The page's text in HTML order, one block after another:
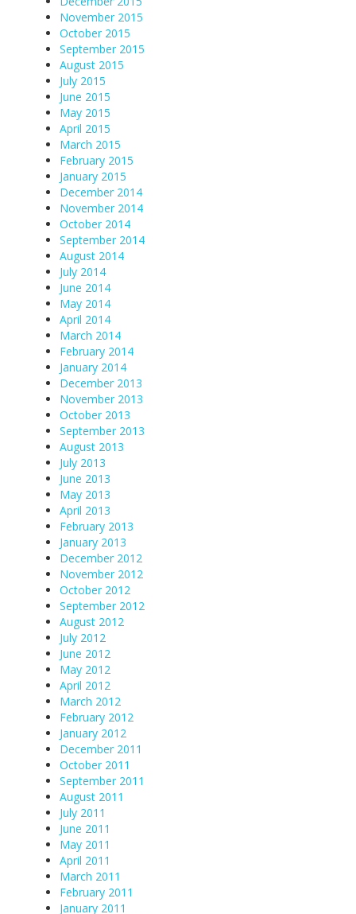
November 2015
October 2015
September 2015
August 2015
July 2015
June 2015
May 2015
April 2015
March 2015
February 2015
January 2015
December 2014
November 2014
October 2014
September 2014
August 2014
July 2014
June 2014
May 2014
April 2014
March 2014
February 2014
January 2014
December 2013
November 2013
October 2013
September 2013
August 2013
July 2013
June 2013
May 2013
April 2013
February 2013
January 2013
December 2012
November 2012
October 2012
September 2012
August 2012
July 2012
June 2012
May 2012
April 2012
March 2012
February 2012
January 2012
December 2011
October 2011
September 2011
August 2011
July 2011
June 2011
May 2011
April 2011
March 2011
February 2011
January 2011